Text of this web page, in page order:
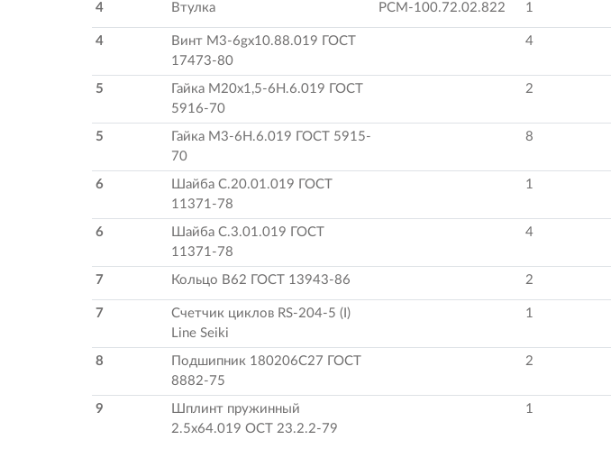
4 Втулка РСМ-100.72.02.822 1
4
Винт М3-6gx10.88.019 ГОСТ
17473-80
4
5
Гайка М20х1,5-6Н.6.019 ГОСТ
5916-70
2
5
Гайка М3-6Н.6.019 ГОСТ 5915-
70
8
6
Шайба С.20.01.019 ГОСТ
11371-78
1
6
Шайба С.3.01.019 ГОСТ
11371-78
4
7 Кольцо В62 ГОСТ 13943-86 2
7
Счетчик циклов RS-204-5 (I)
Line Seiki
1
8
Подшипник 180206С27 ГОСТ
8882-75
2
9
Шплинт пружинный
2.5х64.019 ОСТ 23.2.2-79
1